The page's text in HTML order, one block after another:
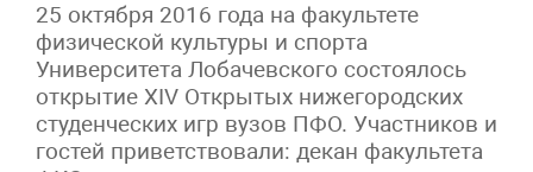
25 октября 2016 года на факультете
физической культуры и спорта
Университета Лобачевского состоялось
открытие XIV Открытых нижегородских
студенческих игр вузов ПФО. Участников и
гостей приветствовали: декан факультета